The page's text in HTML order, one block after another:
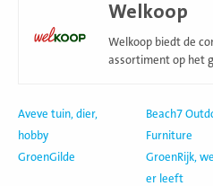
Welkoop
Welkoop biedt de
assortiment op het
Aveve tuin, dier,
hobby
Beach7
Furniture
GroenGilde
GroenRijk,
er leeft